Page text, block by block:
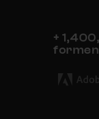
+